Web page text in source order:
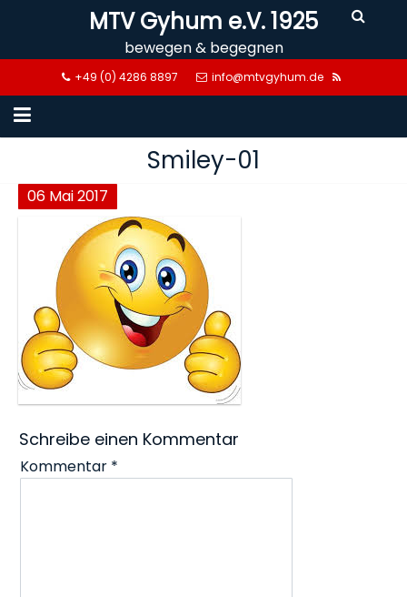
MTV Gyhum e.V. 1925
bewegen & begegnen
+49 (0) 4286 8897 info@mtvgyhum.de
Smiley-01
06 Mai2017
Schreibe einen Kommentar
Kommentar *